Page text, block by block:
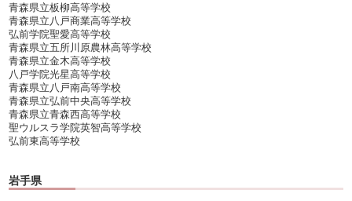
青森県立板柳高等学校
青森県立八戸商業高等学校
弘前学院聖愛高等学校
青森県立五所川原農林高等学校
青森県立金木高等学校
八戸学院光星高等学校
青森県立八戸南高等学校
青森県立弘前中央高等学校
青森県立青森西高等学校
聖ウルスラ学院英智高等学校
弘前東高等学校
岩手県